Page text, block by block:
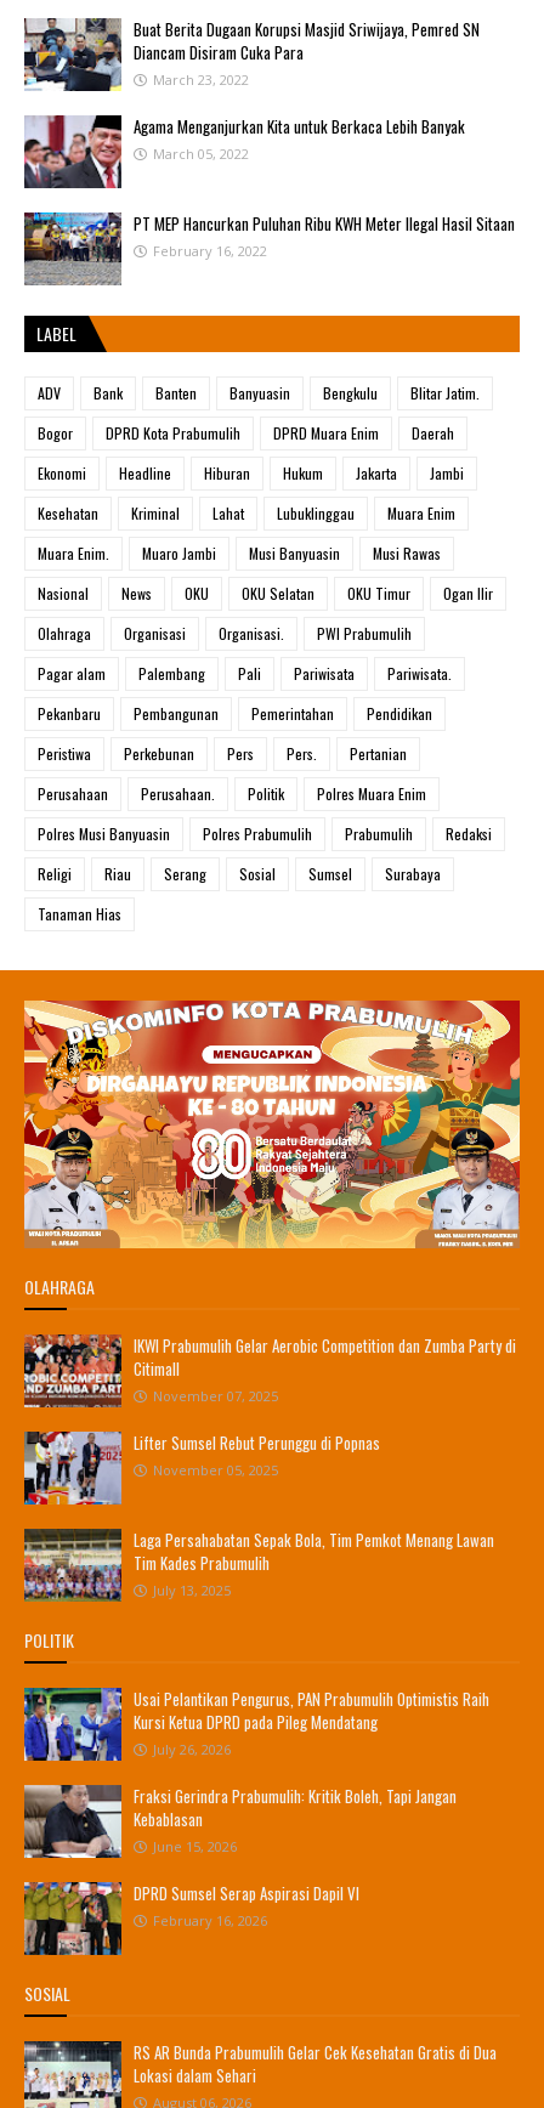
Buat Berita Dugaan Korupsi Masjid Sriwijaya, Pemred SN
Diancam Disiram Cuka Para
March 23, 2022
Agama Menganjurkan Kita untuk Berkaca Lebih Banyak
March 05, 2022
PT MEP Hancurkan Puluhan Ribu KWH Meter Ilegal Hasil Sitaan
February 16, 2022
LABEL
ADV Bank Banten Banyuasin Bengkulu
Blitar Jatim.
Bogor
DPRD Kota Prabumulih DPRD Muara Enim
Daerah
Ekonomi
Headline Hiburan Hukum Jakarta
Jambi
Kesehatan
Kriminal Lahat Lubuklinggau
Muara Enim
Muara Enim.
Muaro Jambi Musi Banyuasin
Musi Rawas
Nasional
News OKU OKU Selatan OKU Timur
Ogan Ilir
Olahraga
Organisasi Organisasi.
PWI Prabumulih
Pagar alam
Palembang Pali Pariwisata
Pariwisata.
Pekanbaru
Pembangunan Pemerintahan
Pendidikan
Peristiwa
Perkebunan Pers Pers.
Pertanian
Perusahaan
Perusahaan. Politik
Polres Muara Enim
Polres Musi Banyuasin
Polres Prabumulih Prabumulih
Redaksi
Religi
Riau Serang Sosial Sumsel
Surabaya
Tanaman Hias
OLAHRAGA
IKWI Prabumulih Gelar Aerobic Competition dan Zumba Party di
Citimall
November 07, 2025
Lifter Sumsel Rebut Perunggu di Popnas
November 05, 2025
Laga Persahabatan Sepak Bola, Tim Pemkot Menang Lawan
Tim Kades Prabumulih
July 13, 2025
POLITIK
Usai Pelantikan Pengurus, PAN Prabumulih Optimistis Raih
Kursi Ketua DPRD pada Pileg Mendatang
July 26, 2026
Fraksi Gerindra Prabumulih: Kritik Boleh, Tapi Jangan
Kebablasan
June 15, 2026
DPRD Sumsel Serap Aspirasi Dapil VI
February 16, 2026
SOSIAL
RS AR Bunda Prabumulih Gelar Cek Kesehatan Gratis di Dua
Lokasi dalam Sehari
August 06, 2026